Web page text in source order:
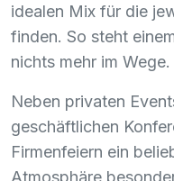
idealen Mix für die
finden. So steht
nichts mehr im Wege.
Neben privaten
geschäftlichen
Firmenfeiern ein
Atmosphäre